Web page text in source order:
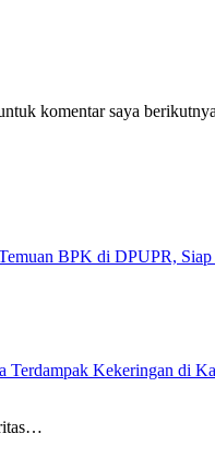
komentar saya
BPK di DPUPR, Siap
Kekeringan di